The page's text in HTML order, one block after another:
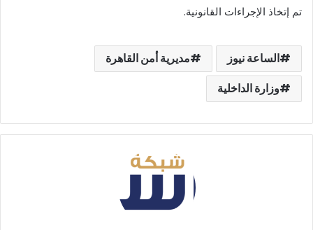
تم إتخاذ الإجراءات القانونية.
الساعة نيوز
مديرية أمن القاهرة
وزارة الداخلية